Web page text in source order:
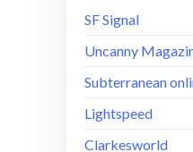
SF Signal
Uncanny
Subterranean
Lightspeed
Clarkesworld